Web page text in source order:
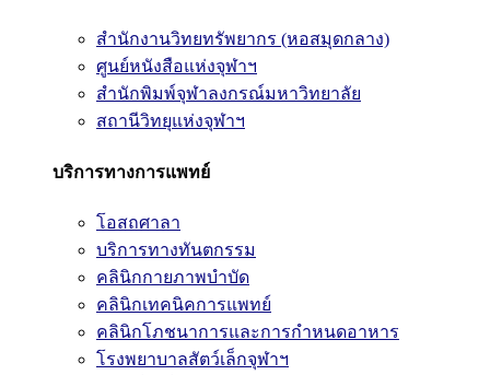
สำนักงานวิทยทรัพยากร (หอสมุดกลาง)
ศูนย์หนังสือแห่งจุฬาฯ
สำนักพิมพ์จุฬาลงกรณ์มหาวิทยาลัย
สถานีวิทยุแห่งจุฬาฯ
บริการทางการแพทย์
โอสถศาลา
บริการทางทันตกรรม
คลินิกกายภาพบำบัด
คลินิกเทคนิคการแพทย์
คลินิกโภชนาการและการกำหนดอาหาร
โรงพยาบาลสัตว์เล็กจุฬาฯ